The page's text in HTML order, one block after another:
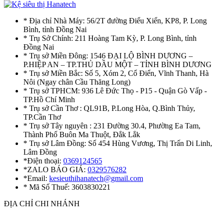
* Địa chỉ Nhà Máy: 56/2T đường Điểu Xiển, KP8, P. Long
Bình, tỉnh Đồng Nai
* Trụ Sở Chính: 211 Hoàng Tam Kỳ, P. Long Bình, tỉnh
Đồng Nai
* Trụ sở Miền Đông: 1546 ĐẠI LỘ BÌNH DƯƠNG –
P.HIỆP AN – TP.THỦ DẦU MỘT – TỈNH BÌNH DƯƠNG
* Trụ sở Miền Bắc: Số 5, Xóm 2, Cổ Điển, Vĩnh Thanh, Hà
Nôi (Ngay chân Cầu Thăng Long)
* Trụ sở TPHCM: 936 Lê Đức Thọ - P15 - Quận Gò Vấp -
TP.Hồ Chí Minh
* Trụ sở Cần Thơ : QL91B, P.Long Hòa, Q.Bình Thủy,
TP.Cần Thơ
* Trụ sở Tây nguyên : 231 Đường 30.4, Phường Ea Tam,
Thành Phố Buôn Ma Thuột, Đắk Lắk
* Trụ sở Lâm Đồng: Số 454 Hùng Vương, Thị Trấn Di Linh,
Lâm Đồng
*Điện thoại: 0369124565
*ZALO BÁO GIÁ: 0329576282
*Email: kesieuthihanatech@gmail.com
* Mã Số Thuế: 3603830221
ĐỊA CHỈ CHI NHÁNH